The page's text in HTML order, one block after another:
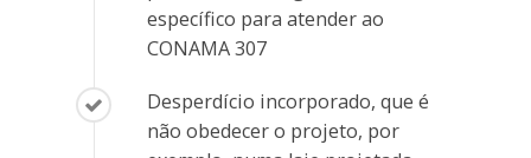
específico para atender ao
CONAMA 307
Desperdício incorporado, que é
não obedecer o projeto, por